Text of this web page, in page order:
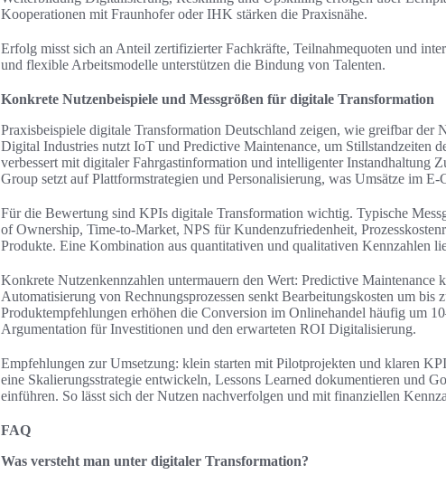
Kooperationen mit Fraunhofer oder IHK stärken die Praxisnähe.
Erfolg misst sich an Anteil zertifizierter Fachkräfte, Teilnahmequoten und
und flexible Arbeitsmodelle unterstützen die Bindung von Talenten.
Konkrete Nutzenbeispiele und Messgrößen für digitale Transformation
Praxisbeispiele digitale Transformation Deutschland zeigen, wie greifbar der
Digital Industries nutzt IoT und Predictive Maintenance, um Stillstandzeiten
verbessert mit digitaler Fahrgastinformation und intelligenter Instandhaltung
Group setzt auf Plattformstrategien und Personalisierung, was Umsätze im
Für die Bewertung sind KPIs digitale Transformation wichtig. Typische
of Ownership, Time-to-Market, NPS für Kundenzufriedenheit,
Produkte. Eine Kombination aus quantitativen und qualitativen Kennzahlen
Konkrete Nutzenkennzahlen untermauern den Wert: Predictive Maintenance
Automatisierung von Rechnungsprozessen senkt Bearbeitungskosten um bis
Produktempfehlungen erhöhen die Conversion im Onlinehandel häufig um
Argumentation für Investitionen und den erwarteten ROI Digitalisierung.
Empfehlungen zur Umsetzung: klein starten mit Pilotprojekten und klaren
eine Skalierungsstrategie entwickeln, Lessons Learned dokumentieren und
einführen. So lässt sich der Nutzen nachverfolgen und mit finanziellen
FAQ
Was versteht man unter digitaler Transformation?